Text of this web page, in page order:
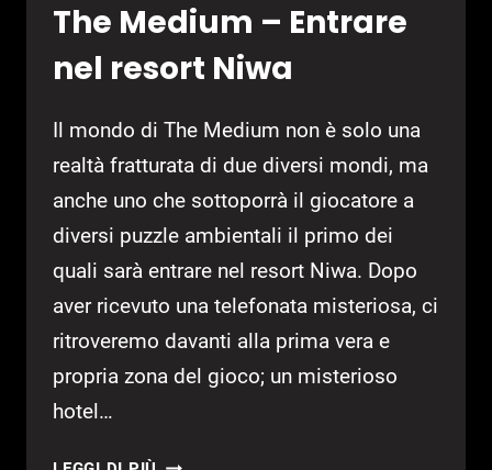
The Medium – Entrare
nel resort Niwa
Il mondo di The Medium non è solo una
realtà fratturata di due diversi mondi, ma
anche uno che sottoporrà il giocatore a
diversi puzzle ambientali il primo dei
quali sarà entrare nel resort Niwa. Dopo
aver ricevuto una telefonata misteriosa, ci
ritroveremo davanti alla prima vera e
propria zona del gioco; un misterioso
hotel…
THE